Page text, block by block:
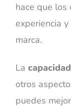
hace que los
experiencia
marca.
La
otros
puedes